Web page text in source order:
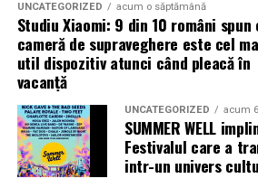
UNCATEGORIZED acum o săptămână
Studiu Xiaomi: 9 din 10 români spun
cameră de supraveghere este cel
util dispozitiv atunci când pleacă în
vacanță
UNCATEGORIZED acum
SUMMER WELL
Festivalul care a
intr-un univers